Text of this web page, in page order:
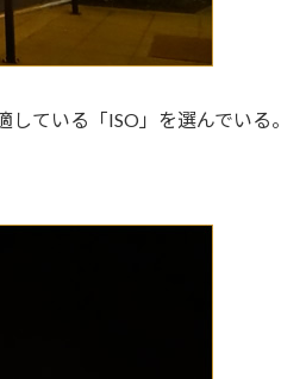
ている「ISO」を選んでいる。